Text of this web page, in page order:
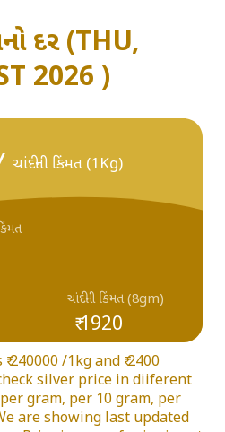
દર (THU,
2026 )
ચાંદીની કિંમત (1Kg)
ચાંદીની કિંમત (8gm)
₹ 1920
240000 /1kg and ₹ 2400
silver price in diiferent
gram, per 10 gram, per
are showing last updated